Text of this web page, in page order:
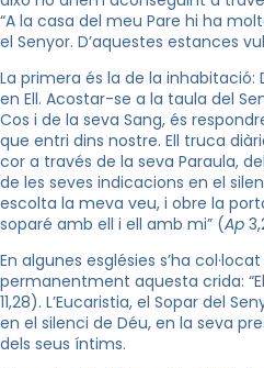
“A la casa del meu Pare hi ha
el Senyor. D’aquestes estances
La primera és la de la inhabitació:
en Ell. Acostar-se a la taula del
Cos i de la seva Sang, és
que entri dins nostre. Ell truca
cor a través de la seva Paraula,
de les seves indicacions en el
escolta la meva veu, i obre la
soparé amb ell i ell amb mi” (Ap
En algunes esglésies s’ha
permanentment aquesta crida:
11,28). L’Eucaristia, el Sopar del
en el silenci de Déu, en la seva
dels seus íntims.